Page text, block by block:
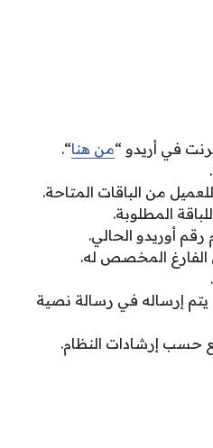
في أريدو “من هنا“.
للعميل من الباقات المتاحة.
المطلوبة.
أوريدو الحالي.
الفارغ المخصص له.
يتم إرساله في رسالة نصية
حسب إرشادات النظام.